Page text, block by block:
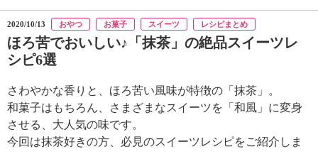
つ
け
。
N
エ
2020/10/13 おやつ お菓子 スイーツ レシピまとめ
ほろ苦でおいしい♪「抹茶」の絶品スイーツレ
シピ6選
さわやかな香りと、ほろ苦い風味が特徴の「抹茶」。
和菓子はもちろん、さまざまなスイーツを「和風」に変身
させる、大人気の味です。
今回は抹茶好きの方、必見のスイーツレシピをご紹介しま